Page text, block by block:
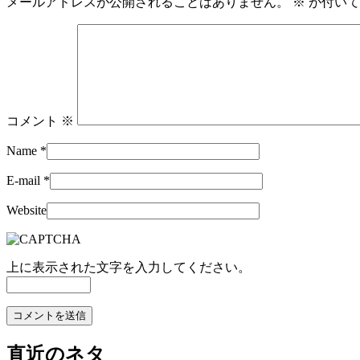
コメント ※
Name *
E-mail *
Website
上に表示された文字を入力してください。
直近のネタ